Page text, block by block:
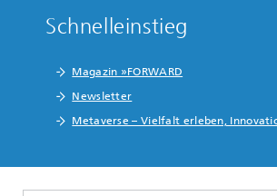
Schnelleinstieg
Magazin »FORWARD
Newsletter
Metaverse – Vielfalt erleben,